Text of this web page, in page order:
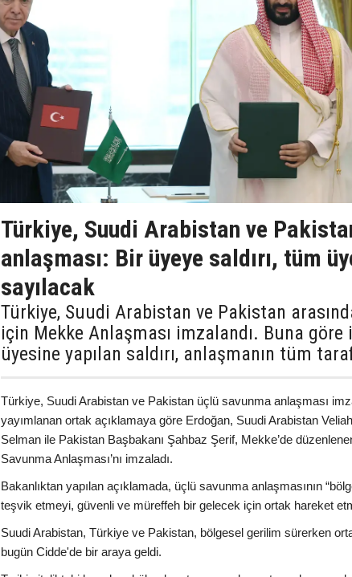
Türkiye, Suudi Arabistan ve
anlaşması: Bir üyeye saldırı, tüm
sayılacak
Türkiye, Suudi Arabistan ve Pakistan
için Mekke Anlaşması imzalandı. Buna
üyesine yapılan saldırı, anlaşmanın tüm
Türkiye, Suudi Arabistan ve Pakistan üçlü savunma anlaşması
yayımlanan ortak açıklamaya göre Erdoğan, Suudi Arabistan
Selman ile Pakistan Başbakanı Şahbaz Şerif, Mekke’de
Savunma Anlaşması’nı imzaladı.
Bakanlıktan yapılan açıklamada, üçlü savunma anlaşmasının
teşvik etmeyi, güvenli ve müreffeh bir gelecek için ortak hareket
Suudi Arabistan, Türkiye ve Pakistan, bölgesel gerilim sürerken
bugün Cidde'de bir araya geldi.